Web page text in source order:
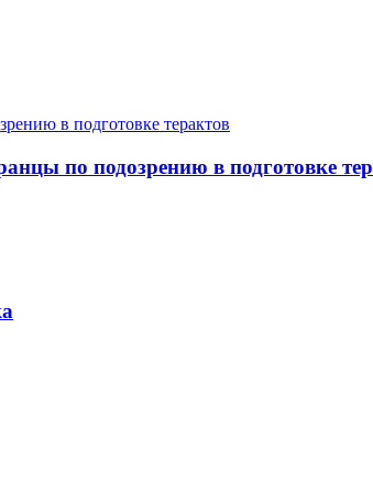
по подозрению в подготовке